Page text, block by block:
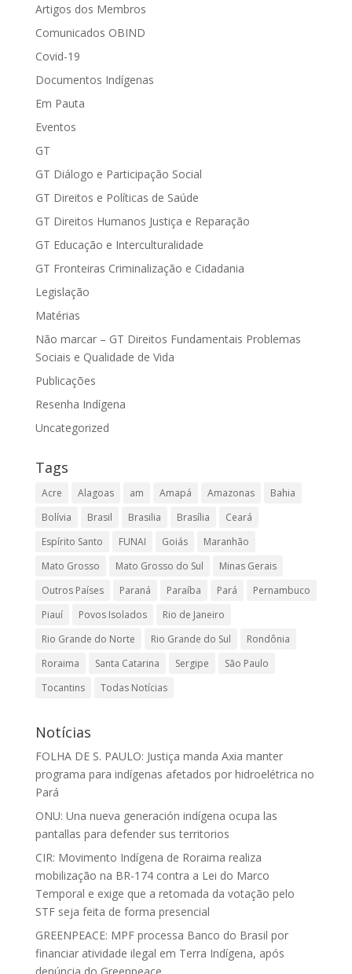
Artigos dos Membros
Comunicados OBIND
Covid-19
Documentos Indígenas
Em Pauta
Eventos
GT
GT Diálogo e Participação Social
GT Direitos e Políticas de Saúde
GT Direitos Humanos Justiça e Reparação
GT Educação e Interculturalidade
GT Fronteiras Criminalização e Cidadania
Legislação
Matérias
Não marcar – GT Direitos Fundamentais Problemas
Sociais e Qualidade de Vida
Publicações
Resenha Indígena
Uncategorized
Tags
Acre Alagoas am Amapá Amazonas
Bahia
Bolívia
Brasil Brasilia Brasília
Ceará
Espírito Santo
FUNAI Goiás
Maranhão
Mato Grosso
Mato Grosso do Sul
Minas Gerais
Outros Países
Paraná Paraíba Pará
Pernambuco
Piauí
Povos Isolados
Rio de Janeiro
Rio Grande do Norte
Rio Grande do Sul
Rondônia
Roraima
Santa Catarina Sergipe
São Paulo
Tocantins
Todas Notícias
Notícias
FOLHA DE S. PAULO: Justiça manda Axia manter
programa para indígenas afetados por hidroelétrica no
Pará
ONU: Una nueva generación indígena ocupa las
pantallas para defender sus territorios
CIR: Movimento Indígena de Roraima realiza
mobilização na BR-174 contra a Lei do Marco
Temporal e exige que a retomada da votação pelo
STF seja feita de forma presencial
GREENPEACE: MPF processa Banco do Brasil por
financiar atividade ilegal em Terra Indígena, após